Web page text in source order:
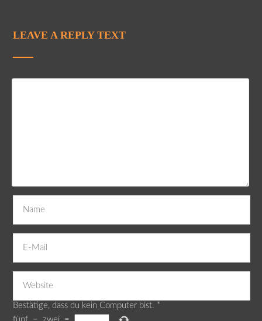
LEAVE A REPLY TEXT
Bestätige, dass du kein Computer bist. *